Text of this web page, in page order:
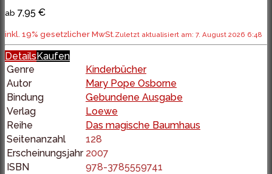
ab 7,95 €
inkl. 19% gesetzlicher MwSt.Zuletzt aktualisiert am: 7. August 2026 6:48
Details Kaufen
Genre
Kinderbücher
Autor
Mary Pope Osborne
Bindung
Gebundene Ausgabe
Verlag
Loewe
Reihe
Das magische Baumhaus
Seitenanzahl
128
Erscheinungsjahr 2007
ISBN
978-3785559741